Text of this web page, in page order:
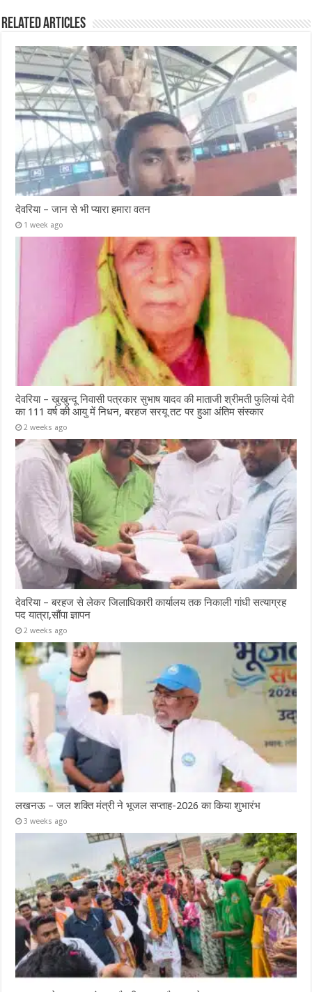
Related Articles
देवरिया – जान से भी प्यारा हमारा वतन
1 week ago
देवरिया – खुखुन्दू निवासी पत्रकार सुभाष यादव की माताजी श्रीमती फुलियां देवी
का 111 वर्ष की आयु में निधन, बरहज सरयू तट पर हुआ अंतिम संस्कार
2 weeks ago
देवरिया – बरहज से लेकर जिलाधिकारी कार्यालय तक निकाली गांधी सत्याग्रह
पद यात्रा,सौंपा ज्ञापन
2 weeks ago
लखनऊ – जल शक्ति मंत्री ने भूजल सप्ताह-2026 का किया शुभारंभ
3 weeks ago